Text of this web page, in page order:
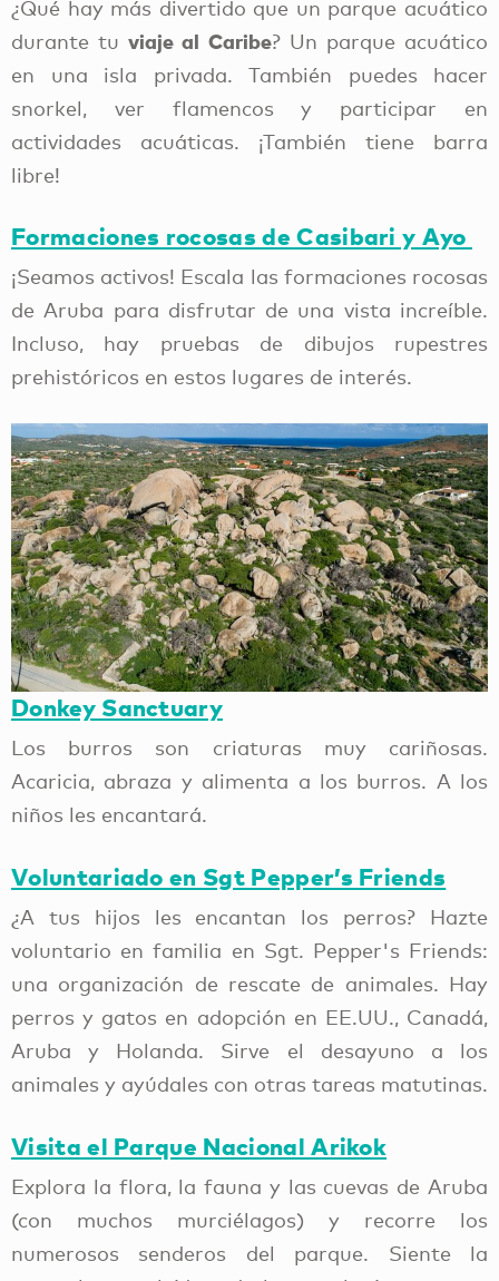
Formaciones rocosas de Casibari y Ayo
¡Seamos activos! Escala las formaciones rocosas
de Aruba para disfrutar de una vista increíble.
Incluso, hay pruebas de dibujos rupestres
prehistóricos en estos lugares de interés.
Donkey Sanctuary
Los burros son criaturas muy cariñosas.
Acaricia, abraza y alimenta a los burros. A los
niños les encantará.
Voluntariado en Sgt Pepper’s Friends
¿A tus hijos les encantan los perros? Hazte
voluntario en familia en Sgt. Pepper's Friends:
una organización de rescate de animales. Hay
perros y gatos en adopción en EE.UU., Canadá,
animales y ayúdales con otras tareas matutinas.
Visita el Parque Nacional Arikok
Explora la flora, la fauna y las cuevas de Aruba
(con muchos murciélagos) y recorre los
numerosos senderos del parque. Siente la
naturaleza y olvídate de la tecnología por unas
Tiempo para ti y tu
pareja
Esta es breve. Sólo un recordatorio de que tú